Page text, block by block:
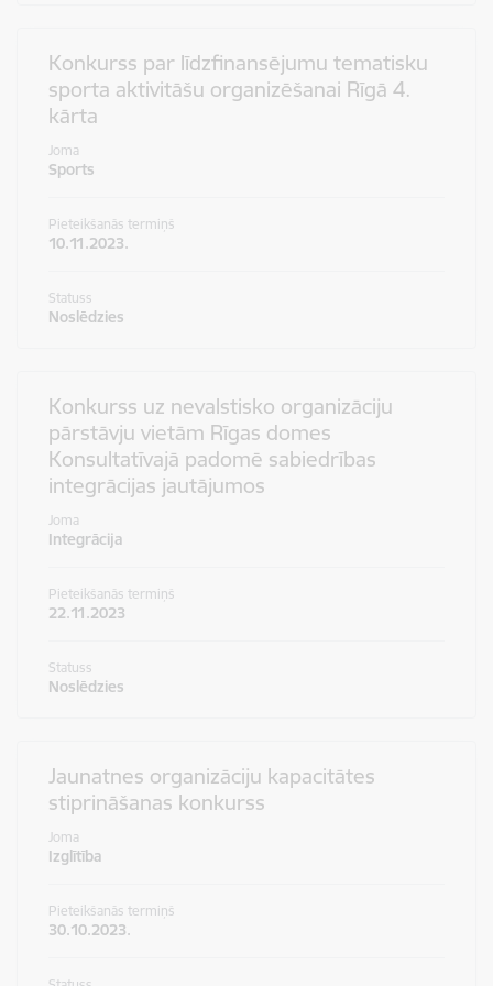
Konkurss par līdzfinansējumu tematisku
sporta aktivitāšu organizēšanai Rīgā 4.
kārta
Joma
Sports
Pieteikšanās termiņš
10.11.2023.
Statuss
Noslēdzies
Konkurss uz nevalstisko organizāciju
pārstāvju vietām Rīgas domes
Konsultatīvajā padomē sabiedrības
integrācijas jautājumos
Joma
Integrācija
Pieteikšanās termiņš
22.11.2023
Statuss
Noslēdzies
Jaunatnes organizāciju kapacitātes
stiprināšanas konkurss
Joma
Izglītība
Pieteikšanās termiņš
30.10.2023.